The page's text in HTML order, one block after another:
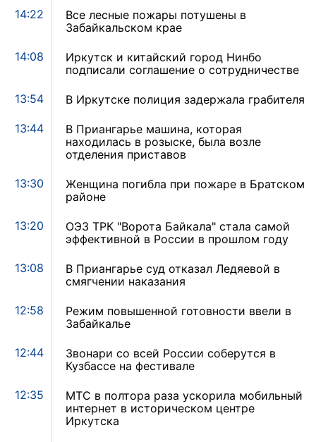
14:22
Все лесные пожары потушены в
Забайкальском крае
14:08
Иркутск и китайский город Нинбо
подписали соглашение о сотрудничестве
13:54 В Иркутске полиция задержала грабителя
13:44
В Приангарье машина, которая
находилась в розыске, была возле
отделения приставов
13:30
Женщина погибла при пожаре в Братском
районе
13:20
ОЭЗ ТРК "Ворота Байкала" стала самой
эффективной в России в прошлом году
13:08
В Приангарье суд отказал Ледяевой в
смягчении наказания
12:58
Режим повышенной готовности ввели в
Забайкалье
12:44
Звонари со всей России соберутся в
Кузбассе на фестивале
12:35
МТС в полтора раза ускорила мобильный
интернет в историческом центре
Иркутска